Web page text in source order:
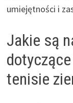
umiejętności i
Jakie są
tenisie